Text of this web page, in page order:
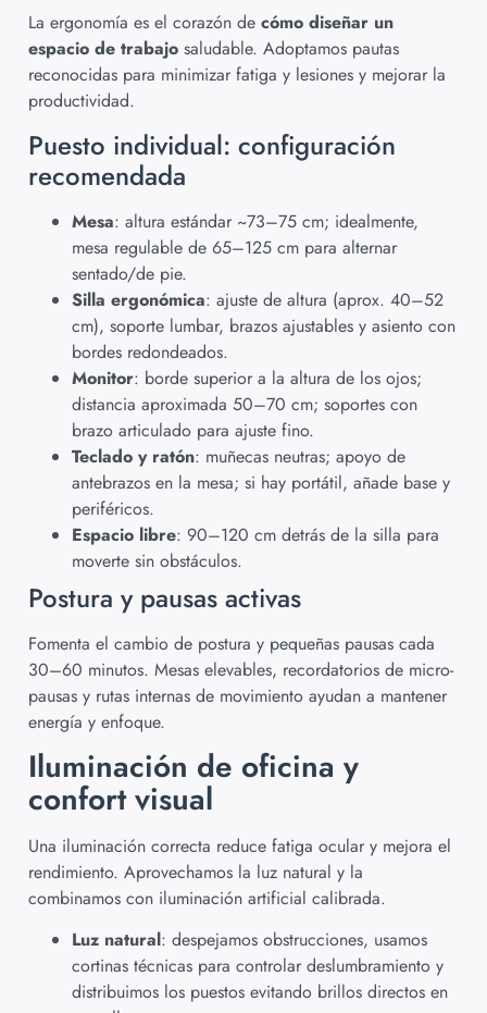
La ergonomía es el corazón de cómo diseñar un
espacio de trabajo saludable. Adoptamos pautas
reconocidas para minimizar fatiga y lesiones y mejorar la
productividad.
Puesto individual: configuración
recomendada
Mesa: altura estándar ~73–75 cm; idealmente,
mesa regulable de 65–125 cm para alternar
sentado/de pie.
Silla ergonómica: ajuste de altura (aprox. 40–52
cm), soporte lumbar, brazos ajustables y asiento con
bordes redondeados.
Monitor: borde superior a la altura de los ojos;
distancia aproximada 50–70 cm; soportes con
brazo articulado para ajuste fino.
Teclado y ratón: muñecas neutras; apoyo de
antebrazos en la mesa; si hay portátil, añade base y
periféricos.
Espacio libre: 90–120 cm detrás de la silla para
moverte sin obstáculos.
Postura y pausas activas
Fomenta el cambio de postura y pequeñas pausas cada
30–60 minutos. Mesas elevables, recordatorios de micro-
pausas y rutas internas de movimiento ayudan a mantener
energía y enfoque.
Iluminación de oficina y
confort visual
Una iluminación correcta reduce fatiga ocular y mejora el
rendimiento. Aprovechamos la luz natural y la
combinamos con iluminación artificial calibrada.
Luz natural: despejamos obstrucciones, usamos
cortinas técnicas para controlar deslumbramiento y
distribuimos los puestos evitando brillos directos en